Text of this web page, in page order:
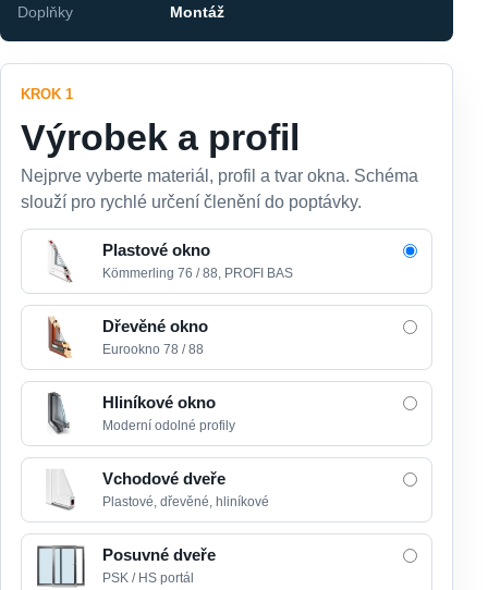
Doplňky
Montáž
KROK 1
Výrobek a profil
Nejprve vyberte materiál, profil a tvar okna. Schéma
slouží pro rychlé určení členění do poptávky.
Plastové okno
Kömmerling 76 / 88, PROFI BAS
Dřevěné okno
Eurookno 78 / 88
Hliníkové okno
Moderní odolné profily
Vchodové dveře
Plastové, dřevěné, hliníkové
Posuvné dveře
PSK / HS portál